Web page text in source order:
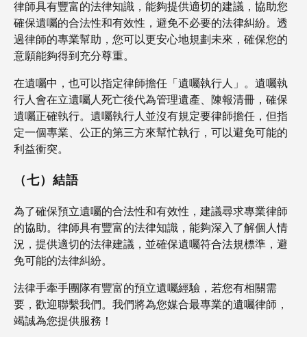
律師具有豐富的法律知識，能夠提供適切的建議，協助您
確保遺囑的合法性和有效性，避免不必要的法律糾紛。透
過律師的專業幫助，您可以更安心地規劃未來，確保您的
意願能夠得到充分尊重。
在遺囑中，也可以指定律師擔任「遺囑執行人」。遺囑執
行人會在立遺囑人死亡後代為管理遺產、陳報清冊，確保
遺囑正確執行。遺囑執行人並沒有規定要律師擔任，但指
定一個專業、公正的第三方來幫忙執行，可以避免可能的
利益衝突。
（七）結語
為了確保預立遺囑的合法性和有效性，建議尋求專業律師
的協助。律師具有豐富的法律知識，能夠深入了解個人情
況，提供適切的法律建議，並確保遺囑符合法規標準，避
免可能的法律糾紛。
法律手牽手團隊有豐富的預立遺囑經驗，若您有相關需
要，歡迎聯繫我們。我們將為您媒合最專業的遺囑律師，
竭誠為您提供服務！